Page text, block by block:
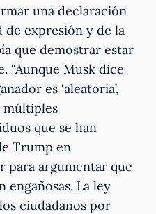
una declaración
de expresión y de la
que demostrar estar
“Aunque Musk dice
es ‘aleatoria’,
múltiples
que se han
Trump en
para argumentar que
engañosas. La ley
ciudadanos por